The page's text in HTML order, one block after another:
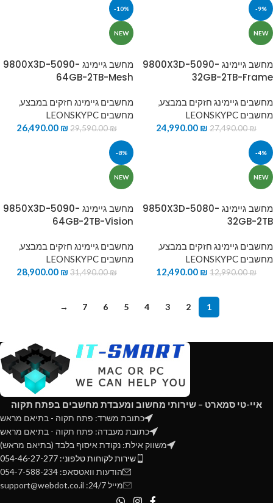
-9%
NEW
מחשב גיימינג 9800X3D-5090-
32GB-2TB-Frame
מחשבים גיימינג חזקים במבצע,
מחשבים LEONSKYPC
27,490.00₪
24,990.00 ₪
-10%
NEW
מחשב גיימינג 9800X3D-5090-
64GB-2TB-Mesh
מחשבים גיימינג חזקים במבצע,
מחשבים LEONSKYPC
29,590.00₪
26,490.00 ₪
-4%
NEW
מחשב גיימינג 9850X3D-5080-
32GB-2TB
מחשבים גיימינג חזקים במבצע,
מחשבים LEONSKYPC
12,990.00₪
12,490.00 ₪
-8%
NEW
מחשב גיימינג 9850X3D-5090-
64GB-2TB-Vision
מחשבים גיימינג חזקים במבצע,
מחשבים LEONSKYPC
31,490.00₪
28,900.00 ₪
1
2
3
4
5
6
7
→
איי-טי סמארט – שירותי מחשוב ומעבדת מחשבים בפתח תקוה
כתובת משרד: פתח תקוה - בתיאם מראש
כתובת מעבדה: פתח תקוה - בתיאם מראש
משווק אילת: נקודת איסוף בלבד (בתיאם מראש)
שירות לקוחות טלפוני: 054-46-27-277
הודעות וואטסאפ: 054-7-588-234
מייל 24/7: support@webdot.co.il